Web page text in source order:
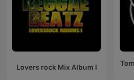
Lovers rock Mix Album I